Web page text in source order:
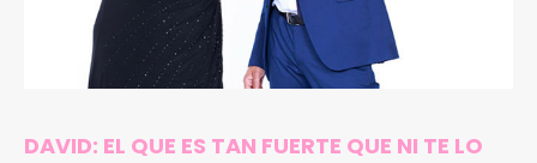
DAVID: EL QUE ES TAN FUERTE QUE NI TE LO